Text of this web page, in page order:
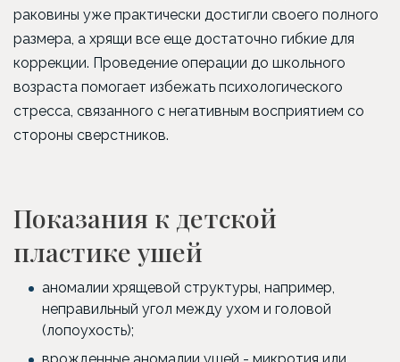
раковины уже практически достигли своего полного
размера, а хрящи все еще достаточно гибкие для
коррекции. Проведение операции до школьного
возраста помогает избежать психологического
стресса, связанного с негативным восприятием со
стороны сверстников.
Показания к детской
пластике ушей
аномалии хрящевой структуры, например,
неправильный угол между ухом и головой
(лопоухость);